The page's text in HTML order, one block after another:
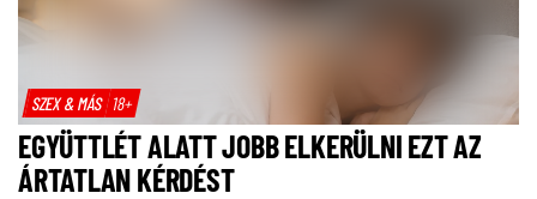
SZEX & MÁS 18+
EGYÜTTLÉT ALATT JOBB ELKERÜLNI EZT AZ
ÁRTATLAN KÉRDÉST